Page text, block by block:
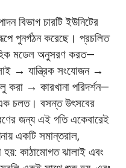
বিভাগ চারটি ইউনিটের
পুনর্গঠন করেছে। প্রচলিত
মডেল অনুসরণ করত—
→ যান্ত্রিক সংযোজন →
করা → কারখানা পরিদর্শন—
চলত। বসন্ত উৎসবের
জন্য এই গতি একেবারেই
একটি সমান্তরাল,
হয়: কাঠামোগত ঝালাই এবং